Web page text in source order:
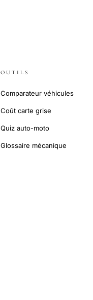
OUTILS
Comparateur véhicules
Coût carte grise
Quiz auto-moto
Glossaire mécanique